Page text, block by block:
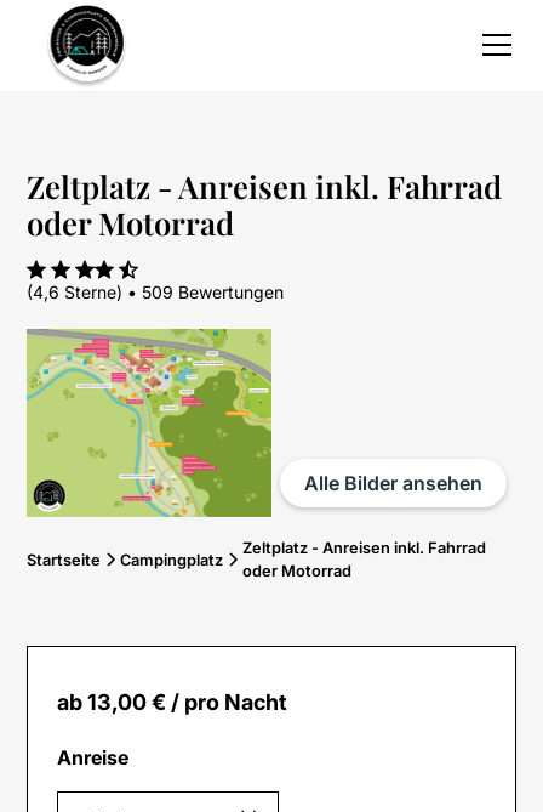
Startseite Campingplatz
Zeltplatz - Anreisen inkl. Fahrrad
oder Motorrad
Alle Bilder ansehen
Zeltplatz - Anreisen inkl. Fahrrad
oder Motorrad
(4,6 Sterne) • 509 Bewertungen
ab 13,00 € / pro Nacht
Anreise